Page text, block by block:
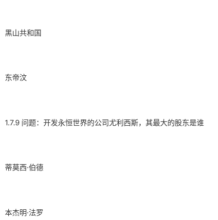
黑山共和国
东帝汶
1.7.9 问题：开发永恒世界的公司尤利西斯，其最大的股东是谁
蒂莫西·伯德
本杰明·法罗